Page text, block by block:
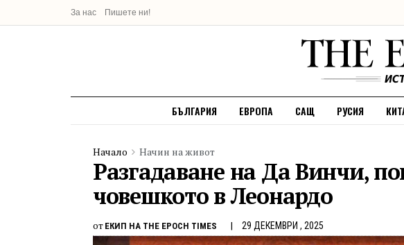
За нас Пишете ни!
БЪЛГАРИЯ ЕВРОПА САЩ РУСИЯ
Начало Начин на живот
Разгадаване на Да Винчи,
човешкото в Леонардо
от ЕКИП НА THE EPOCH TIMES 29 ДЕКЕМВРИ , 2025